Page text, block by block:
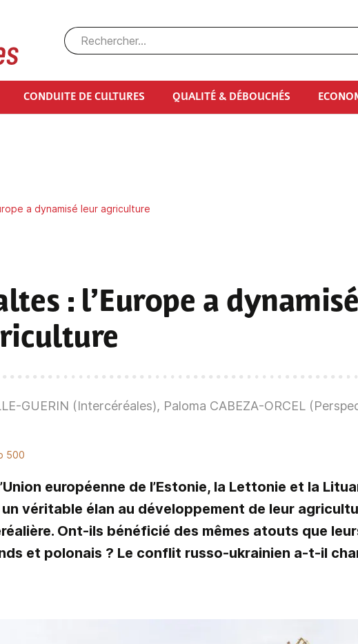
CONDUITE DE CULTURES QUALITÉ & DÉBOUCHÉS
a dynamisé leur agriculture
: l’Europe a dynamisé
GUERIN (Intercéréales), Paloma CABEZA-ORCEL
500
européenne de l’Estonie, la Lettonie et la
véritable élan au développement de leur
Ont-ils bénéficié des mêmes atouts que
et polonais ? Le conflit russo-ukrainien a-t-il